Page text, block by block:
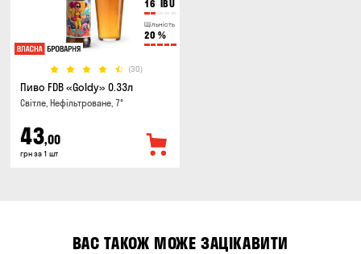
16 IBU
Щільність
20 %
(30)
Пиво FDB «Goldy» 0.33л
Світле, Нефільтроване, 7°
43,00
грн за 1 шт
ВАС ТАКОЖ МОЖЕ ЗАЦІКАВИТИ